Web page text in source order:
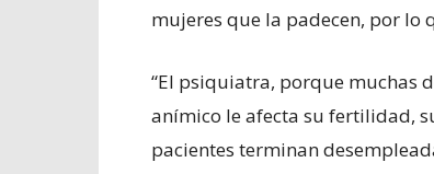
mujeres que la padecen, por lo
“El psiquiatra, porque muchas
anímico le afecta su fertilidad,
pacientes terminan